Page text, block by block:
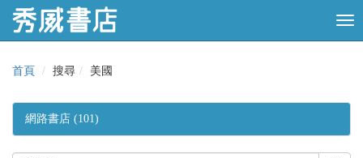
首頁 搜尋 美國
網路書店 (101)